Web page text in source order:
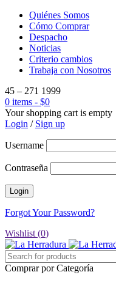
Quiénes Somos
Cómo Comprar
Despacho
Noticias
Criterio cambios
Trabaja con Nosotros
45 – 271 1999
0 items - $0
Your shopping cart is empty
Login / Sign up
Username
Contraseña
Forgot Your Password?
Wishlist (0)
Comprar por Categoría